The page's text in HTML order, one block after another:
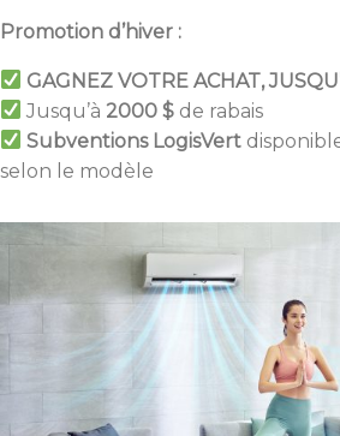
Promotion d’hiver :
GAGNEZ VOTRE ACHAT,
Jusqu’à2000 $ de rabais
Subventions LogisVert
selon le modèle